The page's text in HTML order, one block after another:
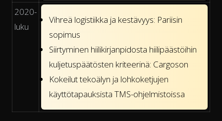
2020-
luku
Vihreä logistiikka ja kestävyys: Pariisin
sopimus
Siirtyminen hiilikirjanpidosta hiilipäästöihin
kuljetuspäätösten kriteerinä: Cargoson
Kokeilut tekoälyn ja lohkoketjujen
käyttötapauksista TMS-ohjelmistoissa